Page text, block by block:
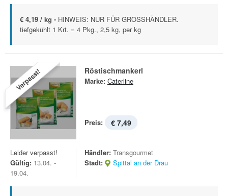
€ 4,19 / kg - HINWEIS: NUR FÜR GROSSHÄNDLER.
tiefgekühlt 1 Krt. = 4 Pkg., 2,5 kg, per kg
Verpasst! Röstischmankerl
Marke: Caterline
Preis: € 7,49
Leider verpasst!
Gültig: 13.04. -
19.04.
Händler: Transgourmet
Stadt:
Spittal an der Drau